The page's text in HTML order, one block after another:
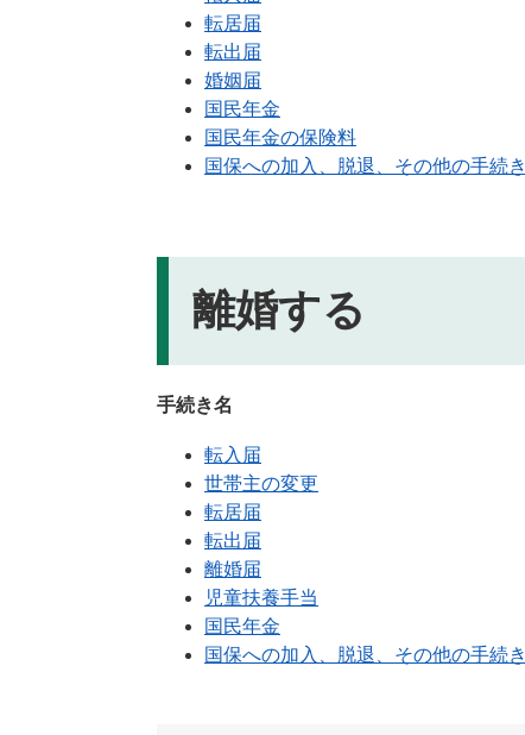
転居届
転出届
婚姻届
国民年金
国民年金の保険料
国保への加入、脱退、その他の手続き
離婚する
手続き名
転入届
世帯主の変更
転居届
転出届
離婚届
児童扶養手当
国民年金
国保への加入、脱退、その他の手続き